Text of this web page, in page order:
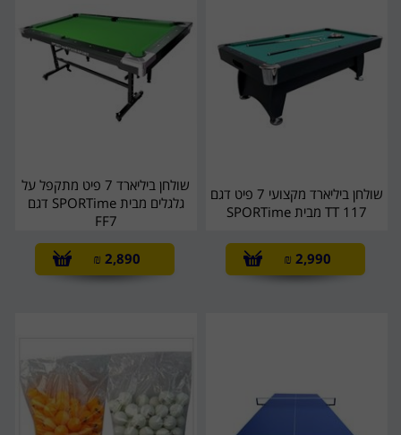
שולחן ביליארד מקצועי 7 פיט דגם
TT 117 מבית SPORTime
2,990
₪
שולחן ביליארד 7 פיט מתקפל על
גלגלים מבית SPORTime דגם
FF7
2,890
₪